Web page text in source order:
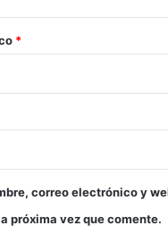
*
correo electrónico y
próxima vez que comente.